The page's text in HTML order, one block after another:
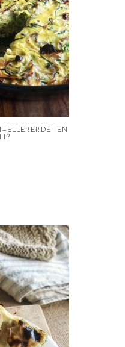
ELLER ER DET EN